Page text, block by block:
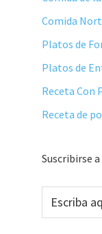
Comida
Platos de
Platos de
Receta Con
Receta de
Suscribirse